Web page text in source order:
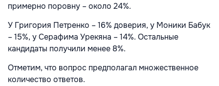
примерно поровну – около 24%.
У Григория Петренко – 16% доверия, у Моники Бабук
– 15%, у Серафима Урекяна – 14%. Остальные
кандидаты получили менее 8%.
Отметим, что вопрос предполагал множественное
количество ответов.